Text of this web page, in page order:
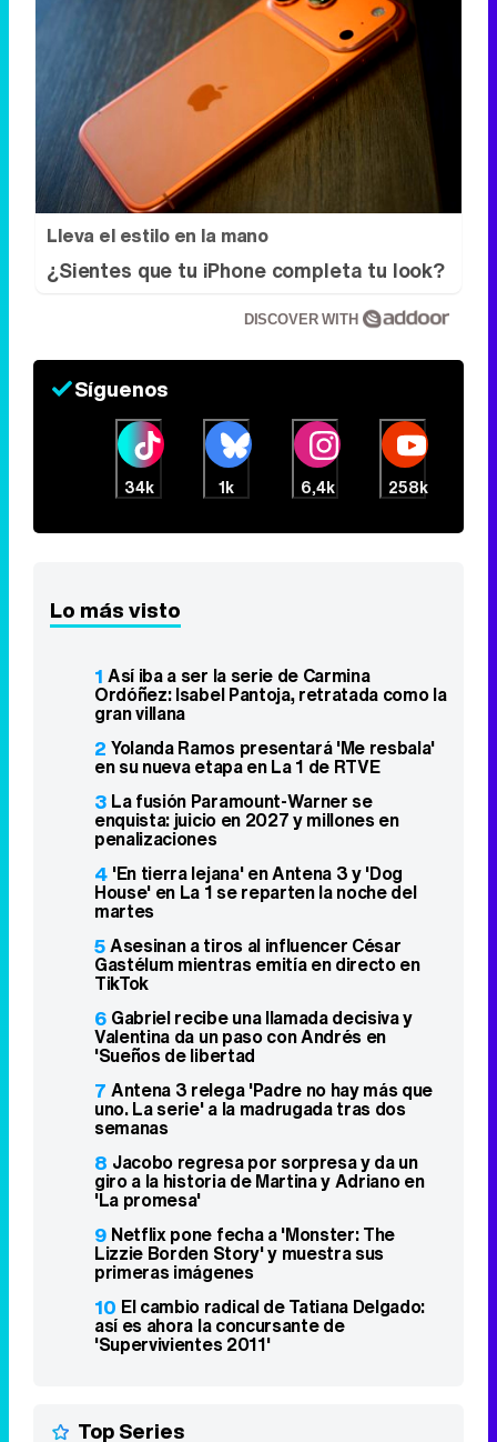
Lleva el estilo en la mano
¿Sientes que tu iPhone completa tu look?
DISCOVER WITH
Síguenos
34k 1k 6,4k 258k
Lo más visto
1 Así iba a ser la serie de Carmina
Ordóñez: Isabel Pantoja, retratada como la
gran villana
2 Yolanda Ramos presentará 'Me resbala'
en su nueva etapa en La 1 de RTVE
3 La fusión Paramount-Warner se
enquista: juicio en 2027 y millones en
penalizaciones
4 'En tierra lejana' en Antena 3 y 'Dog
House' en La 1 se reparten la noche del
martes
5Asesinan a tiros al influencer César
Gastélum mientras emitía en directo en
TikTok
6 Gabriel recibe una llamada decisiva y
Valentina da un paso con Andrés en
'Sueños de libertad
7 Antena 3 relega 'Padre no hay más que
uno. La serie' a la madrugada tras dos
semanas
8 Jacobo regresa por sorpresa y da un
giro a la historia de Martina y Adriano en
'La promesa'
9 Netflix pone fecha a 'Monster: The
Lizzie Borden Story' y muestra sus
primeras imágenes
10 El cambio radical de Tatiana Delgado:
así es ahora la concursante de
'Supervivientes 2011'
Top Series